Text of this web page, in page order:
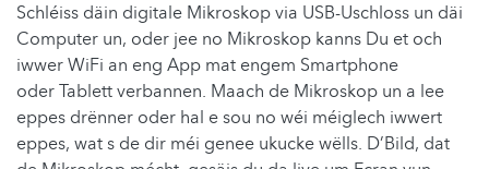
Schléiss däin digitale Mikroskop via USB-Uschloss un däi
Computer un, oder jee no Mikroskop kanns Du et och
iwwer WiFi an eng App mat engem Smartphone
oder Tablett verbannen. Maach de Mikroskop un a lee
eppes drënner oder hal e sou no wéi méiglech iwwert
eppes, wat s de dir méi genee ukucke wëlls. D’Bild, dat